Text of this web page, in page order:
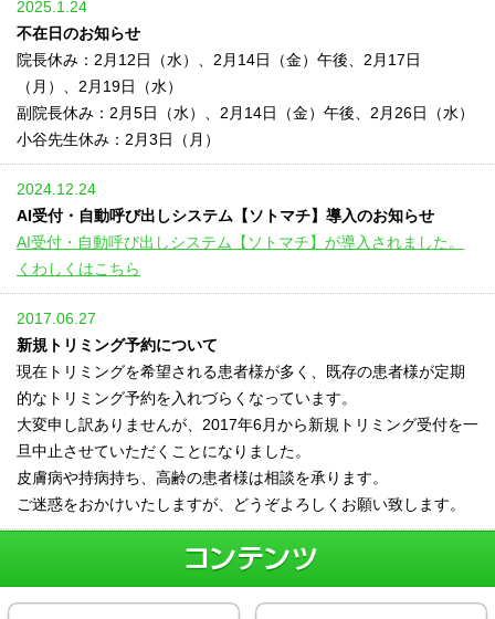
2025.1.24
不在日のお知らせ
院長休み：2月12日（水）、2月14日（金）午後、2月17日
（月）、2月19日（水）
副院長休み：2月5日（水）、2月14日（金）午後、2月26日（水）
小谷先生休み：2月3日（月）
2024.12.24
AI受付・自動呼び出しシステム【ソトマチ】導入のお知らせ
AI受付・自動呼び出しシステム【ソトマチ】が導入されました。
くわしくはこちら
2017.06.27
新規トリミング予約について
現在トリミングを希望される患者様が多く、既存の患者様が定期
的なトリミング予約を入れづらくなっています。
大変申し訳ありませんが、2017年6月から新規トリミング受付を一
旦中止させていただくことになりました。
皮膚病や持病持ち、高齢の患者様は相談を承ります。
ご迷惑をおかけいたしますが、どうぞよろしくお願い致します。